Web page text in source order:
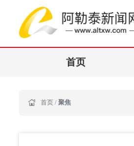
首页
首页 / 聚焦